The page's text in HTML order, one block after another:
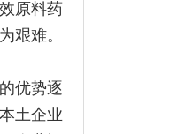
原料药
艰难。
优势逐
土企业